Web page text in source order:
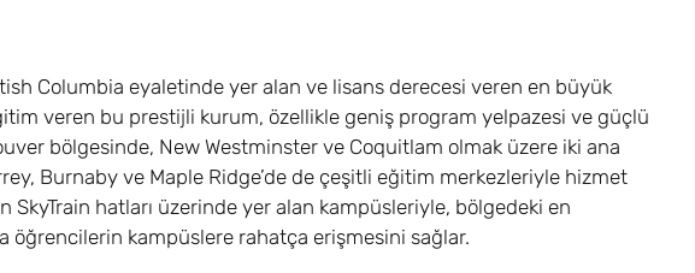
Columbia eyaletinde yer alan ve lisans derecesi veren en büyük
veren bu prestijli kurum, özellikle geniş program yelpazesi ve güçlü
bölgesinde, New Westminster ve Coquitlam olmak üzere iki ana
Burnaby ve Maple Ridge’de de çeşitli eğitim merkezleriyle hizmet
SkyTrain hatları üzerinde yer alan kampüsleriyle, bölgedeki en
öğrencilerin kampüslere rahatça erişmesini sağlar.